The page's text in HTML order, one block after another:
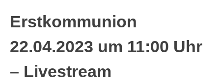
Erstkommunion
22.04.2023 um 11:00 Uhr
– Livestream